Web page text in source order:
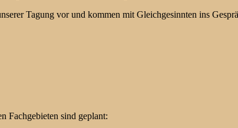
Tagung vor und kommen mit Gleichgesinnten ins
Fachgebieten sind geplant: